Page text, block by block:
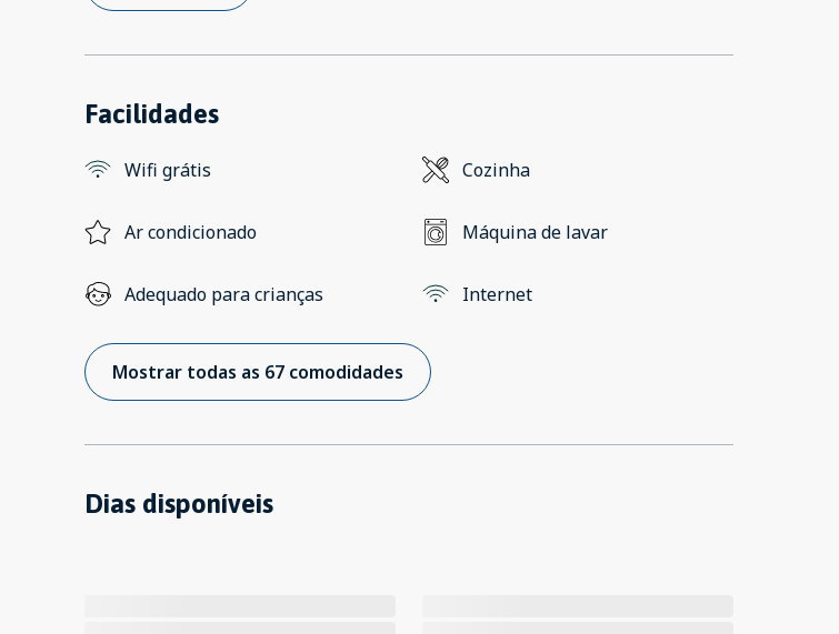
Facilidades
Wifi grátis Cozinha
Ar condicionado Máquina de lavar
Adequado para crianças Internet
Mostrar todas as 67 comodidades
Dias disponíveis